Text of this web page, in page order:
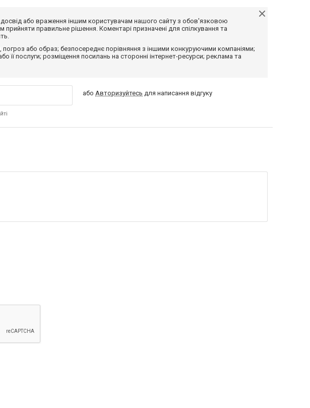
або враження іншим користувачам нашого сайту з обов'язковою
правильне рішення. Коментарі призначені для спілкування та
або образ; безпосереднє порівняння з іншими конкуруючими компаніями;
її послуги; розміщення посилань на сторонні інтернет-ресурси; реклама та
або Авторизуйтесь для написання відгуку